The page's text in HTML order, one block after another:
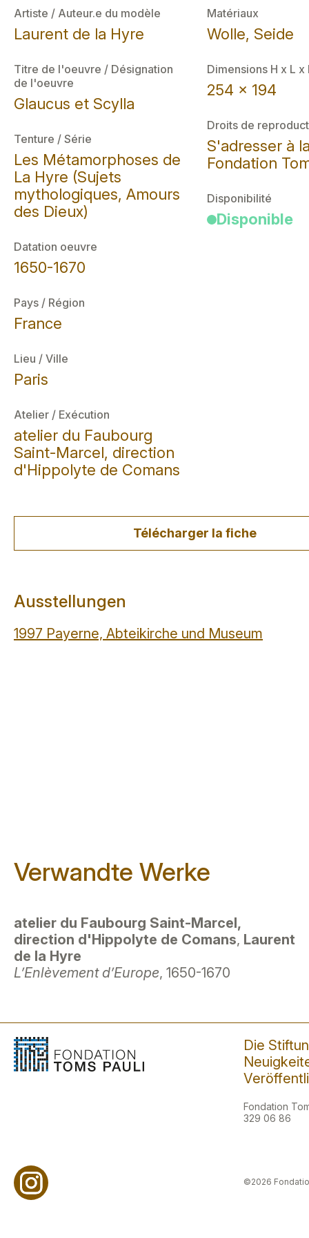
Artiste / Auteur.e du modèle
Laurent de la Hyre
Titre de l'oeuvre / Désignation
de l'oeuvre
Glaucus et Scylla
Tenture / Série
Les Métamorphoses de
La Hyre (Sujets
mythologiques, Amours
des Dieux)
Datation oeuvre
1650-1670
Pays / Région
France
Lieu / Ville
Paris
Atelier / Exécution
atelier du Faubourg
Saint-Marcel, direction
d'Hippolyte de Comans
Matériaux
Wolle, Seide
Dimensions H x L x
254 x 194
Droits de
S'adresser à
Fondation
Disponibilité
Disponible
Télécharger la fiche
Ausstellungen
1997 Payerne, Abteikirche und Museum
Verwandte Werke
atelier du Faubourg Saint-Marcel,
direction d'Hippolyte de Comans, Laurent
de la Hyre
L’Enlèvement d’Europe, 1650-1670
Die
Fondation
329 06 86
©2026